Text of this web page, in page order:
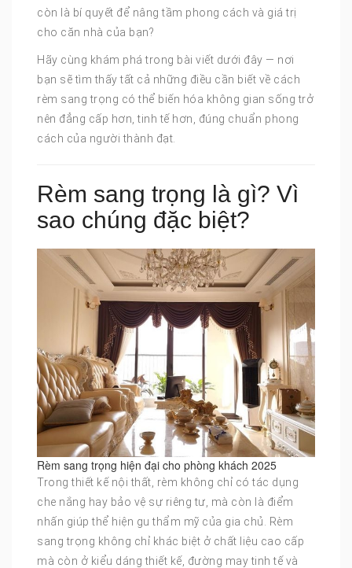
còn là bí quyết để nâng tầm phong cách và giá trị
cho căn nhà của bạn?
Hãy cùng khám phá trong bài viết dưới đây — nơi
bạn sẽ tìm thấy tất cả những điều cần biết về cách
rèm sang trọng có thể biến hóa không gian sống trở
nên đẳng cấp hơn, tinh tế hơn, đúng chuẩn phong
cách của người thành đạt.
Rèm sang trọng là gì? Vì
sao chúng đặc biệt?
Rèm sang trọng hiện đại cho phòng khách 2025
Trong thiết kế nội thất, rèm không chỉ có tác dụng
che nắng hay bảo vệ sự riêng tư, mà còn là điểm
nhấn giúp thể hiện gu thẩm mỹ của gia chủ. Rèm
sang trọng không chỉ khác biệt ở chất liệu cao cấp
mà còn ở kiểu dáng thiết kế, đường may tinh tế và